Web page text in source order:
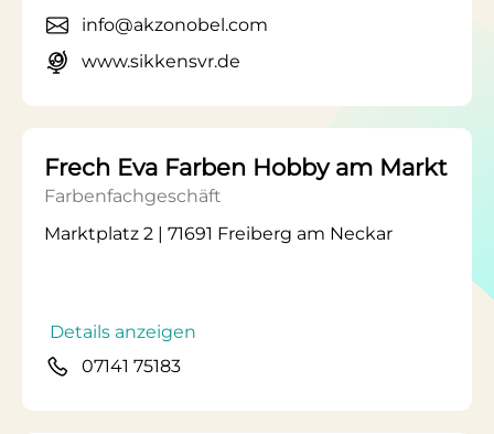
info@akzonobel.com
www.sikkensvr.de
Frech Eva Farben Hobby am Markt
Farbenfachgeschäft
Marktplatz 2 | 71691 Freiberg am Neckar
Details anzeigen
07141 75183